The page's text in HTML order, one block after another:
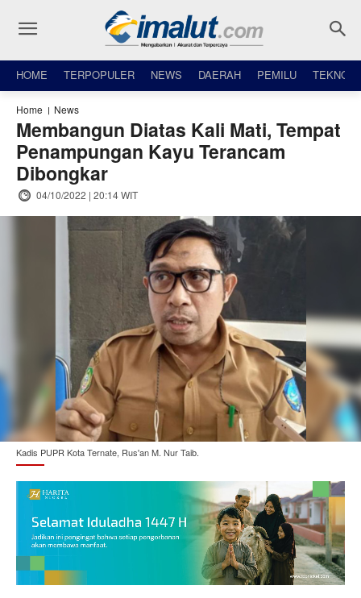
HOME TERPOPULER NEWS DAERAH PEMILU TEKNO
Home News
Membangun Diatas Kali Mati, Tempat
Penampungan Kayu Terancam
Dibongkar
04/10/2022 | 20:14 WIT
Kadis PUPR Kota Ternate, Rus'an M. Nur Taib.